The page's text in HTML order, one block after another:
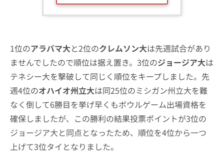
1位のアラバマ大と2位のクレムソン大は先週試合があり
ませんでしたので順位は据え置き。3位のジョージア大は
テネシー大を撃破して同じく順位をキープしました。先
週4位のオハイオ州立大は同25位のミシガン州立大を難
なく倒して6勝目を挙げ早くもボウルゲーム出場資格を
確保しましたが、この勝利の結果投票ポイントが3位の
ジョージア大と同点となったため、順位を4位から一つ
上げて3位タイとなりました。